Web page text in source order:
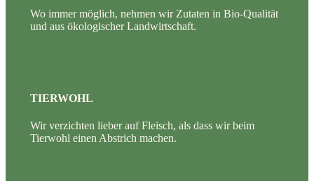
Wo immer möglich, nehmen wir Zutaten in Bio-Qualität
und aus ökologischer Landwirtschaft.
TIERWOHL
Wir verzichten lieber auf Fleisch, als dass wir beim
Tierwohl einen Abstrich machen.